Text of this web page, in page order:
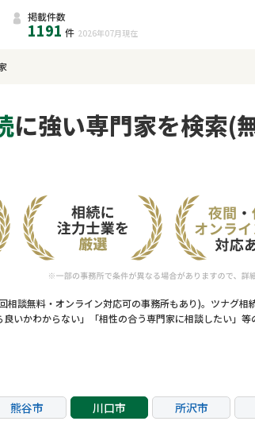
掲載件数
1191 件 2026年07月 現在
に強い専門家を検索(
相談無料・オンライン対応可の事務所もあり)。ツナグ相
いかわからない」「相性の合う専門家に相談したい」
熊谷市 川口市 所沢市